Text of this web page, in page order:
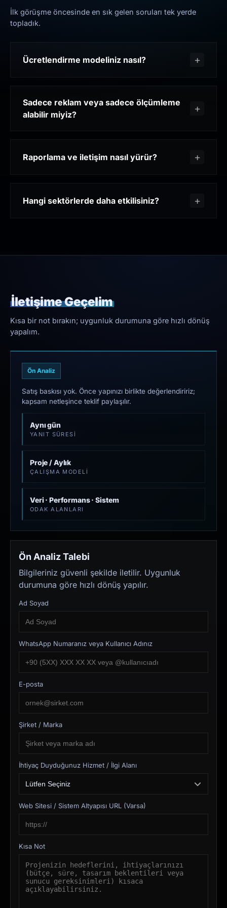
İlk görüşme öncesinde en sık gelen soruları tek yerde
topladık.
Ücretlendirme modeliniz nasıl?
Sadece reklam veya sadece ölçümleme
alabilir miyiz?
Raporlama ve iletişim nasıl yürür?
Hangi sektörlerde daha etkilisiniz?
İletişime Geçelim
Kısa bir not bırakın; uygunluk durumuna göre hızlı dönüş
yapalım.
Ön Analiz
Satış baskısı yok. Önce yapınızı birlikte değerlendiririz;
kapsam netleşince teklif paylaşılır.
Aynı gün
YANIT SÜRESI
Proje / Aylık
ÇALIŞMA MODELI
Veri · Performans · Sistem
ODAK ALANLARI
Ön Analiz Talebi
Bilgileriniz güvenli şekilde iletilir. Uygunluk
durumuna göre hızlı dönüş yapılır.
Ad Soyad
WhatsApp Numaranız veya Kullanıcı Adınız
E-posta
Şirket / Marka
İhtiyaç Duyduğunuz Hizmet / İlgi Alanı
Web Sitesi / Sistem Altyapısı URL (Varsa)
Kısa Not